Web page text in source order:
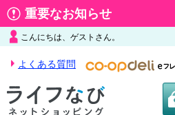
重要なお知らせ
こんにちは、ゲストさん。
よくある質問